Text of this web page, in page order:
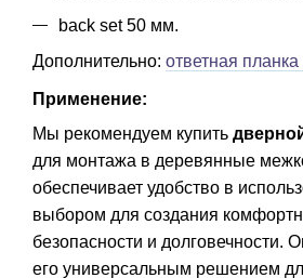
back set 50 мм.
Дополнительно: ответная
Применение:
Мы рекомендуем купить
для монтажа в деревянные
обеспечивает удобство в
выбором для создания
безопасности и долговечности.
его универсальным решением